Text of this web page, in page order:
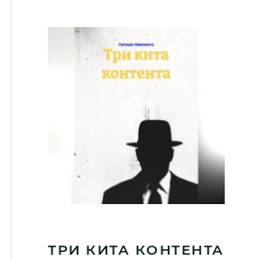
ТРИ КИТА КОНТЕНТА